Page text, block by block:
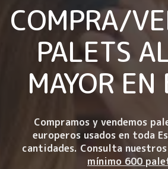
COMPRA/
PALETS
MAYOR EN
Compramos y vendemos
europeros usados en toda
cantidades. Consulta
mínimo 600